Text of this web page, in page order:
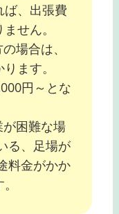
ば、出張費
せん。
場合は、
ます。
円～とな
困難な場
る、足場が
料金がかか